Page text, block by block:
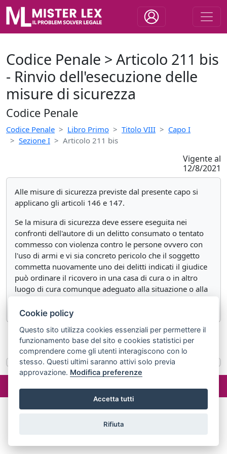
Codice Penale > Articolo 211 bis
- Rinvio dell'esecuzione delle
misure di sicurezza
Codice Penale
Codice Penale Libro Primo Titolo VIII
Capo I
Sezione I
Articolo 211 bis
Vigente al
12/8/2021
Alle misure di sicurezza previste dal presente capo si
applicano gli articoli 146 e 147.
Se la misura di sicurezza deve essere eseguita nei
confronti dell'autore di un delitto consumato o tentato
commesso con violenza contro le persone ovvero con
l'uso di armi e vi sia concreto pericolo che il soggetto
commetta nuovamente uno dei delitti indicati il giudice
può ordinare il ricovero in una casa di cura o in altro
luogo di cura comunque adeguato alla situazione o alla
«Articolo 211 Articolo 212»
02029690472
Cookie policy
Questo sito utilizza cookies essenziali per permettere il
funzionamento base del sito e cookies statistici per
comprendere come gli utenti interagiscono con lo
stesso. Questi ultimi saranno attivi solo previa
approvazione. Modifica preferenze
Accetta tutti
Rifiuta